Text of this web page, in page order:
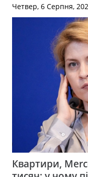
Четвер, 6 Серпня,
Квартири,